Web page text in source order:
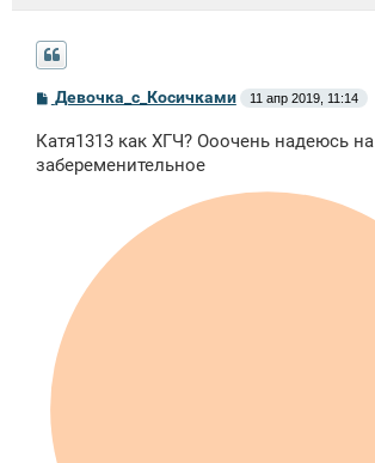
С
б
щ
Девочка_с_Косичками 11 апр 2019, 11:14
Катя1313 как ХГЧ? Ооочень надеюсь на
забеременительное